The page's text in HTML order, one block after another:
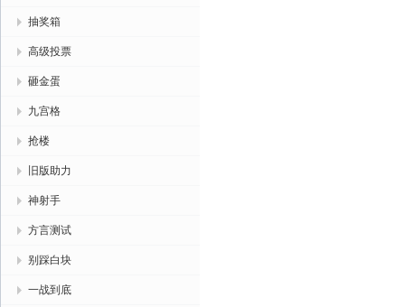
抽奖箱
高级投票
砸金蛋
九宫格
抢楼
旧版助力
神射手
方言测试
别踩白块
一战到底